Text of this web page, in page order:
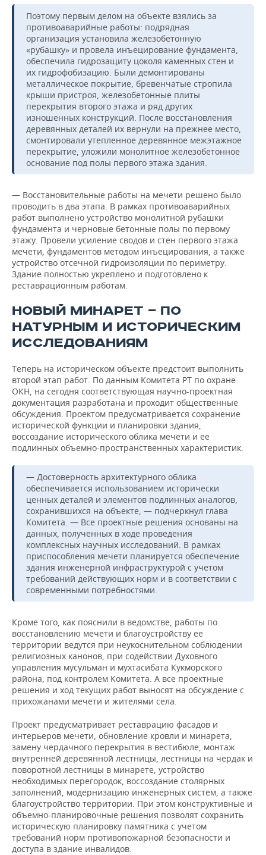
Поэтому первым делом на объекте взялись за
противоаварийные работы: подрядная
организация установила железобетонную
«рубашку» и провела инъецирование фундамента,
обеспечила гидрозащиту цоколя каменных стен и
их гидрофобизацию. Были демонтированы
металлическое покрытие, бревенчатые стропила
крыши пристроя, железобетонные плиты
перекрытия второго этажа и ряд других
изношенных конструкций. После восстановления
деревянных деталей их вернули на прежнее место,
смонтировали утепленное деревянное межэтажное
перекрытие, уложили монолитное железобетонное
основание под полы первого этажа здания.
— Восстановительные работы на мечети решено было
проводить в два этапа. В рамках противоаварийных
работ выполнено устройство монолитной рубашки
фундамента и черновые бетонные полы по первому
этажу. Провели усиление сводов и стен первого этажа
мечети, фундаментов методом инъецирования, а также
устройство отсечной гидроизоляции по периметру.
Здание полностью укреплено и подготовлено к
реставрационным работам.
НОВЫЙ МИНАРЕТ — ПО
НАТУРНЫМ И ИСТОРИЧЕСКИМ
ИССЛЕДОВАНИЯМ
Теперь на историческом объекте предстоит выполнить
второй этап работ. По данным Комитета РТ по охране
ОКН, на сегодня соответствующая научно-проектная
документация разработана и проходит общественные
обсуждения. Проектом предусматривается сохранение
исторической функции и планировки здания,
воссоздание исторического облика мечети и ее
подлинных объемно-пространственных характеристик.
— Достоверность архитектурного облика
обеспечивается использованием исторически
ценных деталей и элементов подлинных аналогов,
сохранившихся на объекте, — подчеркнул глава
Комитета. — Все проектные решения основаны на
данных, полученных в ходе проведения
комплексных научных исследований. В рамках
приспособления мечети планируется обеспечение
здания инженерной инфраструктурой с учетом
требований действующих норм и в соответствии с
современными потребностями.
Кроме того, как пояснили в ведомстве, работы по
восстановлению мечети и благоустройству ее
территории ведутся при неукоснительном соблюдении
религиозных канонов, при содействии Духовного
управления мусульман и мухтасибата Кукморского
района, под контролем Комитета. А все проектные
решения и ход текущих работ выносят на обсуждение с
прихожанами мечети и жителями села.
Проект предусматривает реставрацию фасадов и
интерьеров мечети, обновление кровли и минарета,
замену чердачного перекрытия в вестибюле, монтаж
внутренней деревянной лестницы, лестницы на чердак и
поворотной лестницы в минарете, устройство
необходимых перегородок, воссоздание столярных
заполнений, модернизацию инженерных систем, а также
благоустройство территории. При этом конструктивные и
объемно-планировочные решения позволят сохранить
историческую планировку памятника с учетом
требований норм противопожарной безопасности и
доступа в здание инвалидов.